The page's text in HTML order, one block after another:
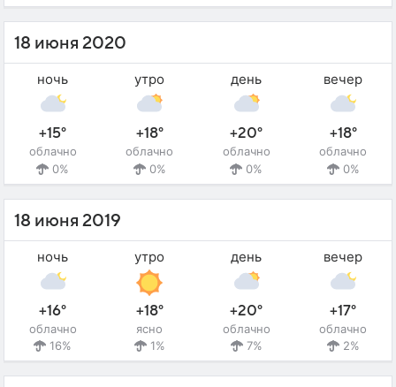
18 июня 2020
ночь
+15°
облачно
0%
утро
+18°
облачно
0%
день
+20°
облачно
0%
вечер
+18°
облачно
0%
18 июня 2019
ночь
+16°
облачно
16%
утро
+18°
ясно
1%
день
+20°
облачно
7%
вечер
+17°
облачно
2%